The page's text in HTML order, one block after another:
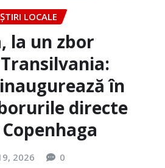
ȘTIRI LOCALE
la un zbor
în
directe
2026 0